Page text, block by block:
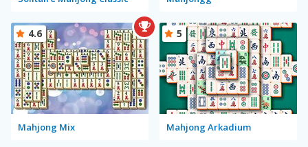
Mahjong Mix
4.6
Mahjong Arkadium
5